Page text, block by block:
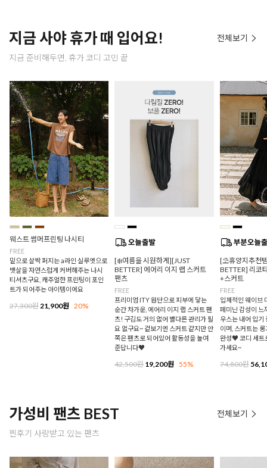
지금 사야 휴가 때 입어요!
지금 준비해두면, 휴가 코디 고민 끝
전체보기
웨스트 썸머프린팅 나시티
FREE
밑으로 살짝 퍼지는 a라인 실루엣으로
뱃살을 자연스럽게 커버해주는 나시
티셔츠구요, 캐주얼한 프린팅이 포인
트가 되어주는 아이템이에요
27,300원 21,900원 20%
[❄️여름을 시원하게][JUST
BETTER] 에어리 이지 랩 스커트
팬츠
FREE
프리미엄 ITY 원단으로 피부에 닿는
순간 차가운, 에어리 이지 랩 스커트 팬
츠! 구김도 거의 없어 별다른 관리가 필
요 없구요~ 겉보기엔 스커트 같지만 안
쪽은 팬츠로 되어있어 활동성을 높여
준답니다♥
42,500원19,200원 55%
[⛱️휴양지추천
BETTER] 리코
+스커트
FREE
입체적인 웨이브
페미닌 감성이 느
우스는 내어 입기
이며, 스커트는
완성♥ 코디 세트
가세요~
74,800원
가성비 팬츠 BEST
찐후기 사랑받고 있는 팬츠
전체보기